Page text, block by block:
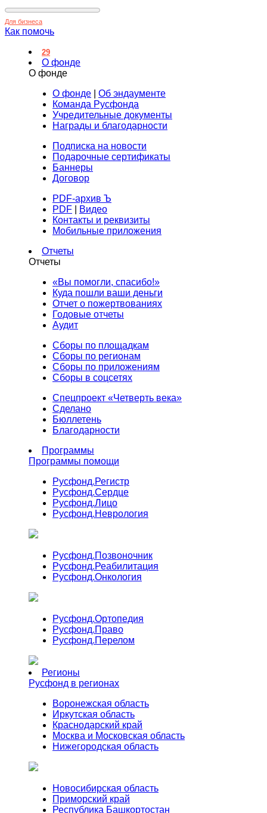
Для бизнеса
Как помочь
29
О фонде
О фонде
О фонде
Об эндаументе
Команда Русфонда
Учредительные документы
Награды и благодарности
Подписка на новости
Подарочные сертификаты
Баннеры
Договор
PDF-архив Ъ
PDF
Видео
Контакты и реквизиты
Мобильные приложения
Отчеты
Отчеты
«Вы помогли, спасибо!»
Куда пошли ваши деньги
Отчет о пожертвованиях
Годовые отчеты
Аудит
Сборы по площадкам
Сборы по регионам
Сборы по приложениям
Сборы в соцсетях
Спецпроект «Четверть века»
Сделано
Бюллетень
Благодарности
Программы
Программы помощи
Русфонд.Регистр
Русфонд.Сердце
Русфонд.Лицо
Русфонд.Неврология
Русфонд.Позвоночник
Русфонд.Реабилитация
Русфонд.Онкология
Русфонд.Ортопедия
Русфонд.Право
Русфонд.Перелом
Регионы
Русфонд в регионах
Воронежская область
Иркутская область
Краснодарский край
Москва и Московская область
Нижегородская область
Новосибирская область
Приморский край
Республика Башкортостан